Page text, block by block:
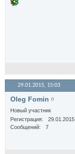
29.01.2015, 15:03
Oleg Fomin
Новый участник
Регистрация
29.01.2015
Сообщений
7